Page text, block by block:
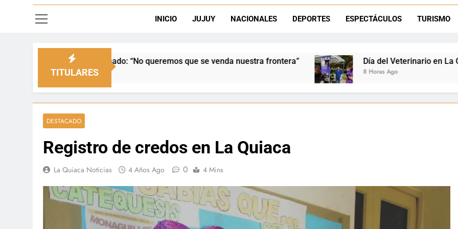
La frontera se subleva: Dante Velázquez enfrenta el remate de la
INICIO JUJUY NACIONALES DEPORTES ESPECTÁCULOS TURISMO
TITULARES
“No queremos que se venda nuestra frontera” Día del Veterinario en La Quiaca: Zoonosis llevó
DESTACADO
Registro de credos en La Quiaca
La Quiaca Noticias 4 Años Ago 0 4 Mins